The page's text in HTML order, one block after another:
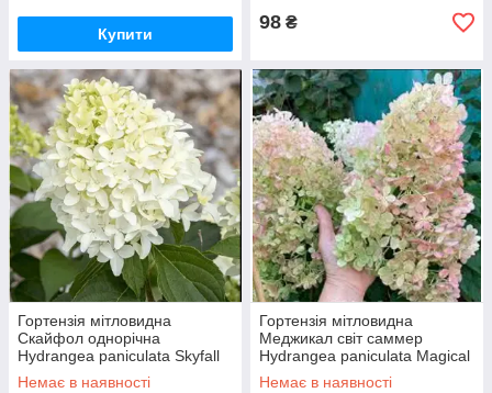
Купити
98 ₴
Гортензія мітловидна
Скайфол однорічна
Hydrangea paniculata Skyfall
Немає в наявності
Гортензія мітловидна
Меджикал світ саммер
Hydrangea paniculata Magical
Sweet Summer
Немає в наявності